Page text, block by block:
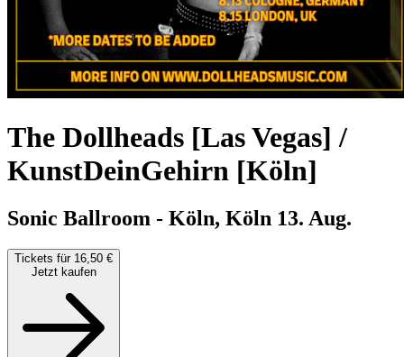
The Dollheads [Las Vegas] /
KunstDeinGehirn [Köln]
Sonic Ballroom - Köln, Köln 13. Aug.
Tickets für 16,50 €
Jetzt kaufen